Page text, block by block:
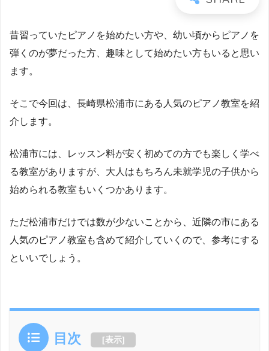
昔習っていたピアノを始めたい方や、幼い頃からピアノを
弾くのが夢だった方、趣味として始めたい方もいると思い
ます。
そこで今回は、長崎県松浦市にある人気のピアノ教室を紹
介します。
松浦市には、レッスン料が安く初めての方でも楽しく学べ
る教室がありますが、大人はもちろん未就学児の子供から
始められる教室もいくつかあります。
ただ松浦市だけでは数が少ないことから、近隣の市にある
人気のピアノ教室も含めて紹介していくので、参考にする
といいでしょう。
目次 [表示]